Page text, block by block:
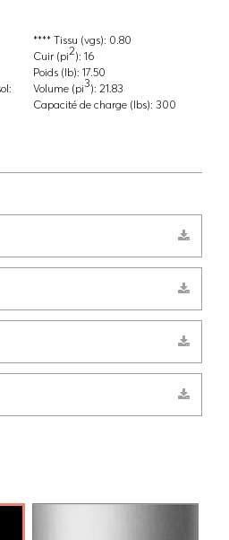
**** Tissu (vgs): 0.80
Cuir (pi2): 16
Poids (lb): 17.50
Volume (pi3): 21.83
Capacité de charge (lbs): 300